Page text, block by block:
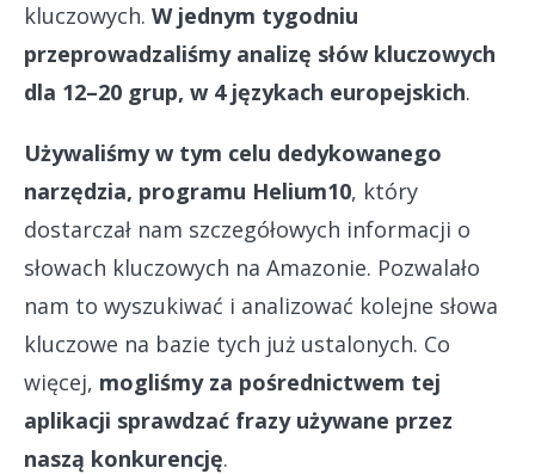
kluczowych. W jednym tygodniu
przeprowadzaliśmy analizę słów kluczowych
dla 12–20 grup, w 4 językach europejskich.
Używaliśmy w tym celu dedykowanego
narzędzia, programu Helium10, który
dostarczał nam szczegółowych informacji o
słowach kluczowych na Amazonie. Pozwalało
nam to wyszukiwać i analizować kolejne słowa
kluczowe na bazie tych już ustalonych. Co
więcej, mogliśmy za pośrednictwem tej
aplikacji sprawdzać frazy używane przez
naszą konkurencję.